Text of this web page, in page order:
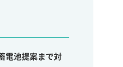
電池提案まで対